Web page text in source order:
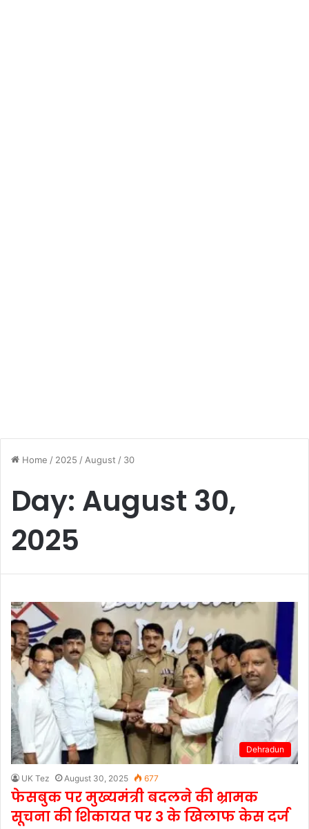
Home / 2025 / August / 30
Day: August 30,
2025
Dehradun
UK Tez August 30, 2025 677
फेसबुक पर मुख्यमंत्री बदलने की भ्रामक
सूचना की शिकायत पर 3 के खिलाफ केस दर्ज